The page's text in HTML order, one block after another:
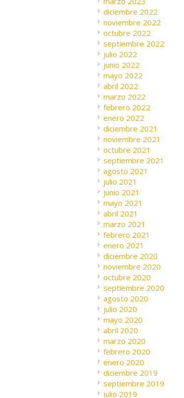
diciembre 2022
noviembre 2022
octubre 2022
septiembre 2022
julio 2022
junio 2022
mayo 2022
abril 2022
marzo 2022
febrero 2022
enero 2022
diciembre 2021
noviembre 2021
octubre 2021
septiembre 2021
agosto 2021
julio 2021
junio 2021
mayo 2021
abril 2021
marzo 2021
febrero 2021
enero 2021
diciembre 2020
noviembre 2020
octubre 2020
septiembre 2020
agosto 2020
julio 2020
mayo 2020
abril 2020
marzo 2020
febrero 2020
enero 2020
diciembre 2019
septiembre 2019
julio 2019